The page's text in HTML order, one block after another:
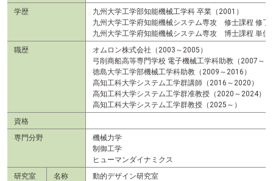
学歴
九州大学工学部知能機械工学科 卒業（2001）
九州大学工学府知能機械システム専攻 修士課程 修了
九州大学工学府知能機械システム専攻 博士課程 単位
職歴
オムロン株式会社（2003～2005）
弓削商船高等専門学校 電子機械工学科助教（2007～
徳島大学工学部機械工学科助教（2009～2016）
高知工科大学システム工学群講師（2016～2020）
高知工科大学システム工学群准教授（2020～2024）
高知工科大学システム工学群教授（2025～）
資格
専門分野
機械力学
制御工学
ヒューマンダイナミクス
研究室
名称
動的デザイン研究室